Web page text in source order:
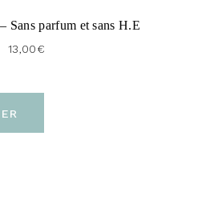
Sans parfum et sans H.E
13,00€